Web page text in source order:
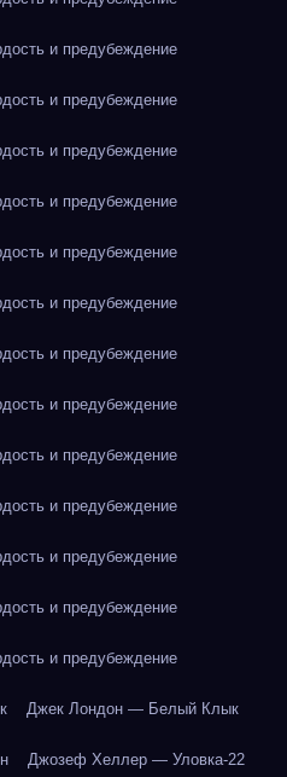
и предубеждение
и предубеждение
и предубеждение
и предубеждение
и предубеждение
и предубеждение
и предубеждение
и предубеждение
и предубеждение
и предубеждение
и предубеждение
и предубеждение
и предубеждение
Джек Лондон — Белый Клык
Джозеф Хеллер — Уловка-22